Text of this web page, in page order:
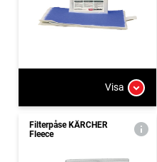
Visa
Filterpåse KÄRCHER
Fleece